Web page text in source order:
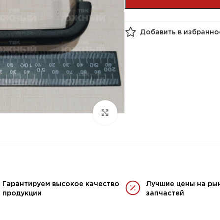
Добавить в
Гарантируем высокое качество
продукции
Лучшие цены на
запчастей